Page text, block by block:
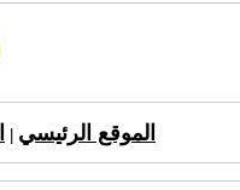
الموقع الرئيسي